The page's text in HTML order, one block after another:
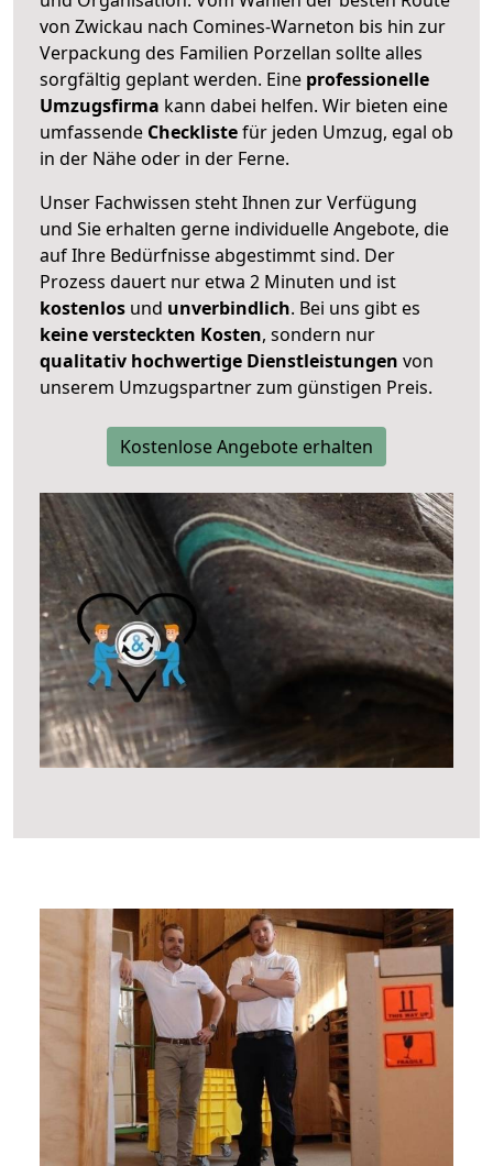
von Zwickau nach Comines-Warneton bis hin zur
Verpackung des Familien Porzellan sollte alles
sorgfältig geplant werden. Eine professionelle
Umzugsfirma kann dabei helfen. Wir bieten eine
umfassende Checklistefür jeden Umzug, egal ob
in der Nähe oder in der Ferne.
Unser Fachwissen steht Ihnen zur Verfügung
und Sie erhalten gerne individuelle Angebote, die
auf Ihre Bedürfnisse abgestimmt sind. Der
Prozess dauert nur etwa 2 Minuten und ist
kostenlos und unverbindlich. Bei uns gibt es
keine versteckten Kosten, sondern nur
qualitativ hochwertige Dienstleistungen von
unserem Umzugspartner zum günstigen Preis.
Kostenlose Angebote erhalten